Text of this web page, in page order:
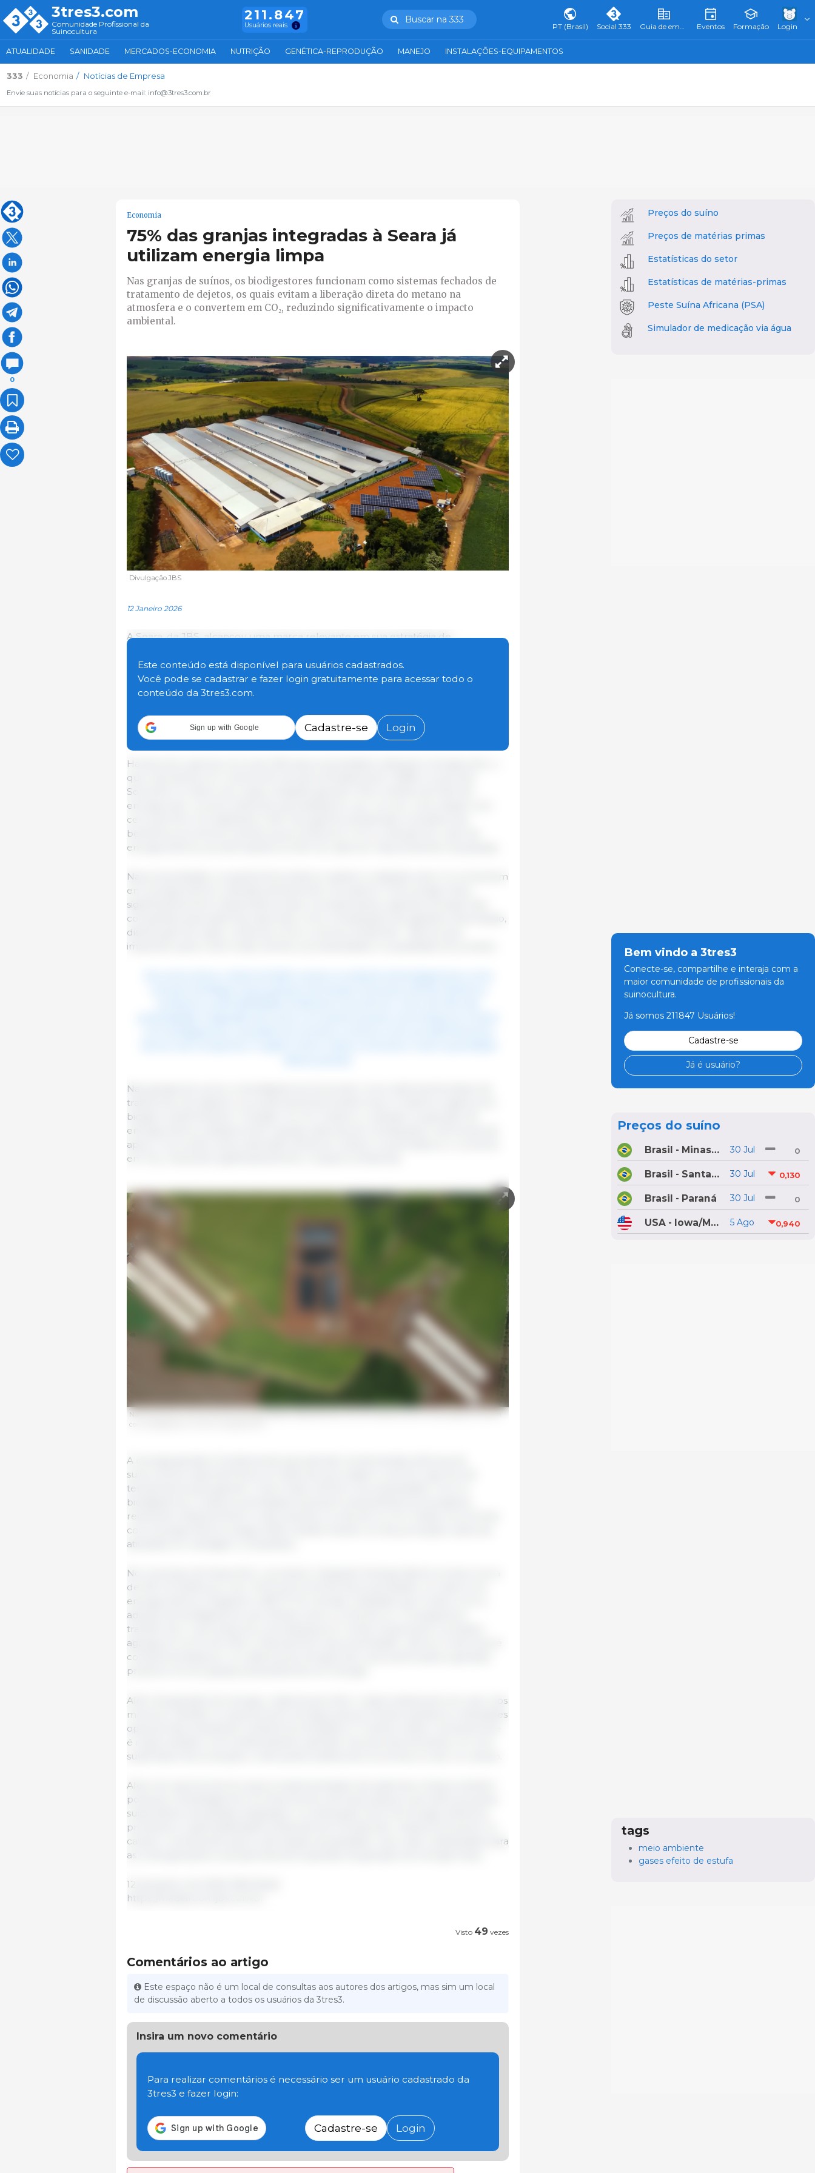
3tres3.com
Comunidade Profissional da
Suinocultura
211.847
Usuários reais
Buscar na 333
PT (Brasil) Social 333 Guia de empresas Eventos Formação Login
ATUALIDADE SANIDADE MERCADOS-ECONOMIA NUTRIÇÃO GENÉTICA-REPRODUÇÃO MANEJO INSTALAÇÕES-EQUIPAMENTOS
333 Economia Notícias de Empresa
Envie suas notícias para o seguinte e-mail: info@3tres3.com.br
0
Economia
75% das granjas integradas à Seara já
utilizam energia limpa
Nas granjas de suínos, os biodigestores funcionam como sistemas fechados de
tratamento de dejetos, os quais evitam a liberação direta do metano na
atmosfera e o convertem em CO₂, reduzindo significativamente o impacto
ambiental.
Divulgação JBS
12 Janeiro 2026
A Seara, da JBS, alcançou uma marca relevante em sua estratégia de
suínos em todo o país já utilizam fontes limpas e renováveis de energia, como
painéis solares e biodigestores, com apoio técnico da Companhia. Na produção
de aves, mais de 73% das granjas integradas já operam com energia solar,
lideram a adoção, com 82% das granjas, seguidas por Mato Grosso do Sul (81%) e
Minas Gerais (77%).
Há seis anos, apenas cerca de 5,6% das propriedades utilizavam energia solar, o
que representa um crescimento de aproximadamente 1.208% no período.
Somente no último ano, essas unidades geraram 215,4 milhões de kWh de
energia solar, volume suficiente para abastecer, por um ano, uma cidade com
cerca de 94,4 mil habitantes. Além dos ganhos ambientais, a iniciativa traz
benefícios econômicos diretos aos produtores. Com a redução do custo da
energia elétrica, as automações tornam-se cada vez mais presentes nas granjas.
Nas propriedades, os painéis fotovoltaicos captam a radiação solar e a convertem
em energia elétrica, utilizada diretamente nos aviários. A tecnologia reduz
significativamente a dependência das concessionárias e garante energia mais
competitiva para sistemas essenciais, como climatização dos galpões, automação,
distribuição de ração, coleta de ovos e controle ambiental – fatores que
impactam para o bem-estar animal, a produtividade e a qualidade do produto.
Nas granjas de suínos, os biodigestores funcionam como sistemas fechados de
tratamento de dejetos, nos quais bactérias transformam a matéria orgânica em
biogás e biofertilizante. O biogás, rico em metano, é utilizado na geração de
energia elétrica, abastecendo a granja, sistemas de climatização e estruturas de
apoio. O processo evita a liberação direta do metano na atmosfera e o converte
em CO₂, reduzindo significativamente o impacto ambiental.
Na suinocultura, cerca de 46% das propriedades integradas de suínos com potencial para a tecnologia já contam
com biodigestores. Fonte: Divulgação JBS
A energia gerada é fundamental para atender às demandas elétricas da
suinocultura, especialmente em sistemas que exigem controle rigoroso de
temperatura para garantir o bem-estar animal e a produtividade. Com os
biodigestores, muitas propriedades alcançam autossuficiência energética,
reduzindo drasticamente ou até zerando a conta de luz. Em média, a economia
com energia elétrica chega a 62%, transformando um dos principais custos da
atividade em vantagem competitiva.
No município de Seara (SC), o produtor integrado Rodrigo Bisollo produz cerca
de 160 mil leitões por ano. Há 15 anos à frente da propriedade, os custos com
energia elétrica chegavam a R$ 70 mil mensais, realidade que mudou com a
adoção de biodigestores, permitindo zerar a conta de luz. “Conseguimos
transformar o que antes era uma despesa em renda. Atualmente, a iniciativa
agrega em torno de 3,5% no faturamento da propriedade”, afirma. A estrutura é
complementada por um sistema de energia solar, que potencializa a geração
própria e torna a granja autossuficiente em energia.
Além da geração de energia, o sistema permite o reaproveitamento do calor dos
motores, utilizado no aquecimento de água para processos sanitários e atividades
operacionais, ampliando a eficiência energética. O resíduo sólido remanescente
é reaproveitado como biofertilizante, aplicado nas lavouras, fechando um ciclo
sustentável de produção e reforçando práticas de economia circular no campo.
Além do suporte técnico para a implementação dos sistemas, a Seara mantém
políticas e estratégias de reconhecimento de boas práticas, que estimula ações
sustentáveis nas granjas integradas. A combinação entre tecnologia, eficiência
produtiva e responsabilidade ambiental tem fortalecido o desenvolvimento no
campo, contribuindo para a valorização da atividade rural, maior atratividade para
as novas gerações e perspectivas de expansão da geração de energia limpa.
12 de janeiro de 2025/ JBS/ Brasil.
https://mediaroom.jbs.com.br
Este conteúdo está disponível para usuários cadastrados.
Você pode se cadastrar e fazer login gratuitamente para acessar todo o
conteúdo da 3tres3.com.
Sign up with Google Cadastre-se Login
Visto 49 vezes
Comentários ao artigo
Este espaço não é um local de consultas aos autores dos artigos, mas sim um local
de discussão aberto a todos os usuários da 3tres3.
Insira um novo comentário
Para realizar comentários é necessário ser um usuário cadastrado da
3tres3 e fazer login:
Cadastre-se Login
Preços do suíno
Preços de matérias primas
Estatísticas do setor
Estatísticas de matérias-primas
Peste Suína Africana (PSA)
Simulador de medicação via água
Bem vindo a 3tres3
Conecte-se, compartilhe e interaja com a
maior comunidade de profissionais da
suinocultura.
Já somos 211847 Usuários!
Cadastre-se
Já é usuário?
Preços do suíno
Brasil - Minas Gerais 30 Jul 0
Brasil - Santa Catarina 30 Jul 0,130
Brasil - Paraná 30 Jul 0
USA - Iowa/Minnesota 5 Ago 0,940
tags
meio ambiente
gases efeito de estufa